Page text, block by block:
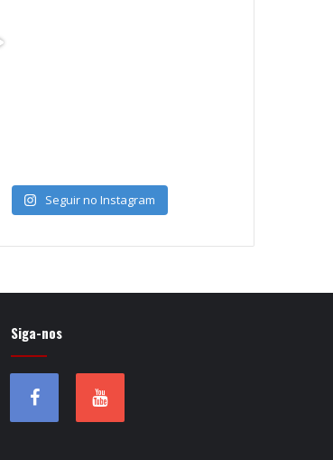
Seguir no Instagram
Siga-nos